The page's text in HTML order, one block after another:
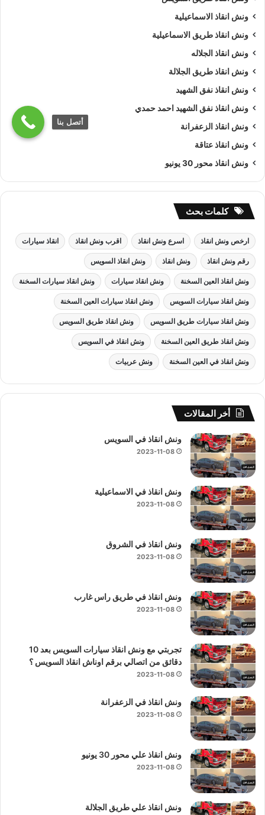
ونش انقاذ الاسماعيلية
ونش انقاذ طريق الاسماعيلية
ونش انقاذ الجلاله
ونش انقاذ طريق الجلالة
ونش انقاذ نفق الشهيد
ونش انقاذ نفق الشهيد احمد حمدي
ونش انقاذ الزعفرانة
ونش انقاذ عتاقة
ونش انقاذ محور 30 يونيو
كلمات بحث
ارخص ونش انقاذ اسرع ونش انقاذ اقرب ونش انقاذ انقاذ سيارات
رقم ونش انقاذ ونش انقاذ ونش انقاذ السويس
ونش انقاذ العين السخنة ونش انقاذ سيارات ونش انقاذ سيارات السخنة
ونش انقاذ سيارات السويس ونش انقاذ سيارات العين السخنة
ونش انقاذ سيارات طريق السويس ونش انقاذ طريق السويس
ونش انقاذ طريق العين السخنة ونش انقاذ في السويس
ونش انقاذ في العين السخنة ونش عربيات
أخر المقالات
ونش انقاذ في السويس
2023-11-08
ونش انقاذ في الاسماعيلية
2023-11-08
ونش انقاذ في الشروق
2023-11-08
ونش انقاذ في طريق راس غارب
2023-11-08
تجربتي مع ونش انقاذ سيارات السويس بعد 10
دقائق من اتصالي برقم اوناش انقاذ السويس ؟
2023-11-08
ونش انقاذ في الزعفرانة
2023-11-08
ونش انقاذ علي محور 30 يونيو
2023-11-08
ونش انقاذ علي طريق الجلالة
أتصل بنا